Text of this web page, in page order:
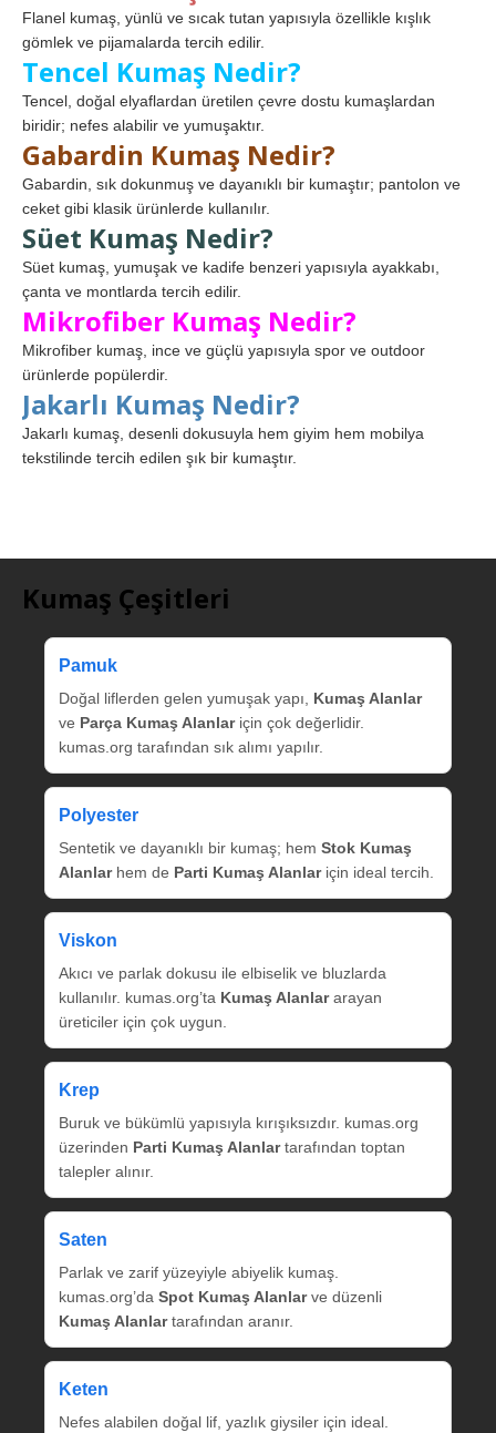
Flanel kumaş, yünlü ve sıcak tutan yapısıyla özellikle kışlık
gömlek ve pijamalarda tercih edilir.
Tencel Kumaş Nedir?
Tencel, doğal elyaflardan üretilen çevre dostu kumaşlardan
biridir; nefes alabilir ve yumuşaktır.
Gabardin Kumaş Nedir?
Gabardin, sık dokunmuş ve dayanıklı bir kumaştır; pantolon ve
ceket gibi klasik ürünlerde kullanılır.
Süet Kumaş Nedir?
Süet kumaş, yumuşak ve kadife benzeri yapısıyla ayakkabı,
çanta ve montlarda tercih edilir.
Mikrofiber Kumaş Nedir?
Mikrofiber kumaş, ince ve güçlü yapısıyla spor ve outdoor
ürünlerde popülerdir.
Jakarlı Kumaş Nedir?
Jakarlı kumaş, desenli dokusuyla hem giyim hem mobilya
tekstilinde tercih edilen şık bir kumaştır.
Kumaş Çeşitleri
Pamuk
Doğal liflerden gelen yumuşak yapı, Kumaş Alanlar
ve Parça Kumaş Alanlariçin çok değerlidir.
kumas.org tarafından sık alımı yapılır.
Polyester
Sentetik ve dayanıklı bir kumaş; hem Stok Kumaş
Alanlarhem de Parti Kumaş Alanlariçin ideal tercih.
Viskon
Akıcı ve parlak dokusu ile elbiselik ve bluzlarda
kullanılır. kumas.org’ta Kumaş Alanlararayan
üreticiler için çok uygun.
Krep
Buruk ve bükümlü yapısıyla kırışıksızdır. kumas.org
üzerinden Parti Kumaş Alanlartarafından toptan
talepler alınır.
Saten
Parlak ve zarif yüzeyiyle abiyelik kumaş.
kumas.org’da Spot Kumaş Alanlarve düzenli
Kumaş Alanlartarafından aranır.
Keten
Nefes alabilen doğal lif, yazlık giysiler için ideal.